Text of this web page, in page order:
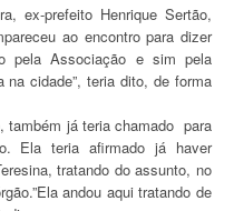
prefeito Henrique Sertão,
ao encontro para dizer
pela Associação e sim pela
na cidade”, teria dito, de forma
já teria chamado para
Ela teria afirmado já haver
tratando do assunto, no
andou aqui tratando de